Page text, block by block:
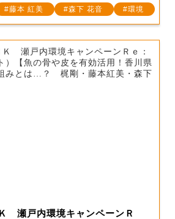
藤本 紅美 森下 花音 環境
瀬戸内環境キャンペーンＲ